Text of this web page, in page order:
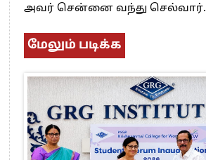
அவர் சென்னை வந்து செல்வார்.
மேலும் படிக்க